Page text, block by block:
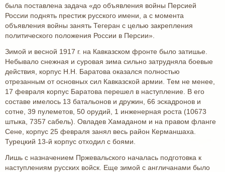
была поставлена задача «до объявления войны Персией
России поднять престиж русского имени, а с момента
объявления войны занять Тегеран с целью закрепления
политического положения России в Персии».
Зимой и весной 1917 г. на Кавказском фронте было затишье.
Небывало снежная и суровая зима сильно затрудняла боевые
действия, корпус Н.Н. Баратова оказался полностью
отрезанным от основных сил Кавказской армии. Тем не менее,
17 февраля корпус Баратова перешел в наступление. В его
составе имелось 13 батальонов и дружин, 66 эскадронов и
сотне, 39 пулеметов, 50 орудий, 1 инженерная роста (10673
штыка, 7357 сабель). Овладев Хамаданом и на правом фланге
Сене, корпус 25 февраля занял весь район Керманшаха.
Турецкий 13-й корпус отходил с боями.
Лишь с назначением Пржевальского началась подготовка к
наступлениям русских войск. Еще зимой с англичанами было